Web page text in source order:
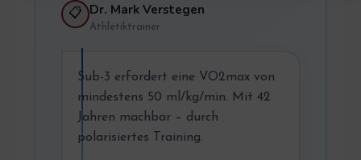
📋 Dr. Mark Verstegen
Athletiktrainer
Sub-3 erfordert eine VO2max von
mindestens 50 ml/kg/min. Mit 42
Jahren machbar – durch
polarisiertes Training.